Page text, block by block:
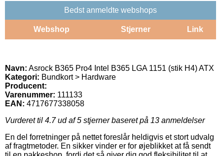
Bedst anmeldte webshops
Webshop Stjerner Link
Navn: Asrock B365 Pro4 Intel B365 LGA 1151 (stik H4) ATX
Kategori: Bundkort > Hardware
Producent:
Varenummer: 111133
EAN: 4717677338058
Vurderet til 4.7ud af 5 stjerner baseret på 13 anmeldelser
En del forretninger på nettet foreslår heldigvis et stort udvalg
af fragtmetoder. En sikker vinder er for øjeblikket at få sendt